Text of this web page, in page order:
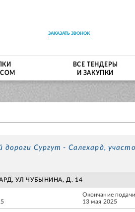
ЗАКАЗАТЬ ЗВОНОК
ВСЕ ТЕНДЕРЫ
И ЗАКУПКИ
Сургут - Салехард,
УЛ ЧУБЫНИНА, Д. 14
Окончание подачи
13 мая 2025